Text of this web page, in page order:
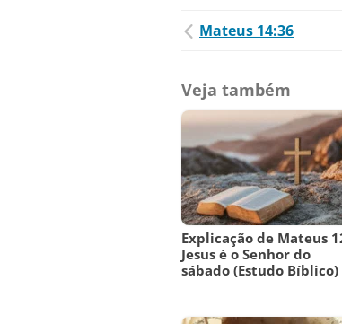
Mateus 14:36
Veja também
Explicação de Mateus
Jesus é o Senhor do
sábado (Estudo Bíblico)